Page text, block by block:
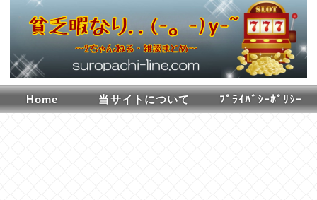
Home 当サイトについて ﾌﾟﾗｲﾊﾞｼｰﾎﾟﾘｼｰ